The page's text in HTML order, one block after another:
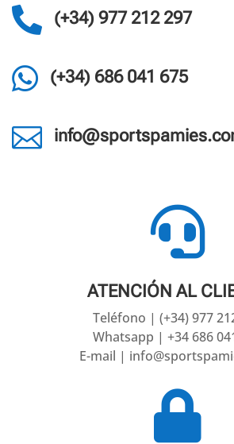
 (+34) 977 212 297
 (+34) 686 041 675


ATENCIÓN AL
Teléfono | (+34) 977
Whatsapp | +34 686
E-mail |
